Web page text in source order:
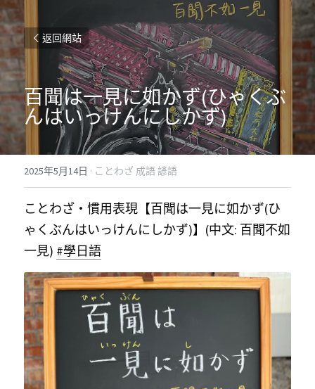
返回網站
百聞は一見に如かず(ひゃくぶ
んはいっけんにしかず)
2025年5月14日 · ことわざ 成語 諺語
ことわざ・慣用表現【百聞は一見に如かず(ひ
ゃくぶんはいっけんにしかず)】(中文: 百聞不如
一見) #學日語